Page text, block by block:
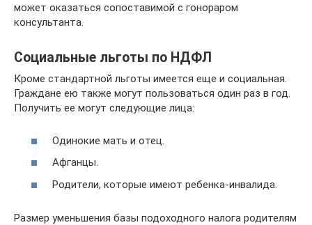
может оказаться сопоставимой с гонораром
консультанта.
Социальные льготы по НДФЛ
Кроме стандартной льготы имеется еще и социальная.
Граждане ею также могут пользоваться один раз в год.
Получить ее могут следующие лица:
Одинокие мать и отец.
Афганцы.
Родители, которые имеют ребенка-инвалида.
Размер уменьшения базы подоходного налога родителям